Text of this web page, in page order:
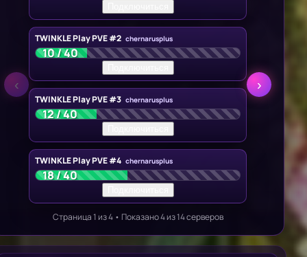
‹
TWINKLE Play PVE #2 chernarusplus
10 / 40
TWINKLE Play PVE #3 chernarusplus
12 / 40
TWINKLE Play PVE #4 chernarusplus
18 / 40
›
Страница 1 из 4 • Показано 4 из 14 серверов